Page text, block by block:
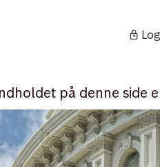
på denne side